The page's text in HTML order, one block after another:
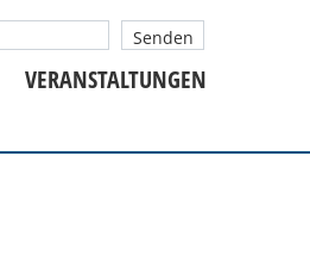
VERANSTALTUNGEN